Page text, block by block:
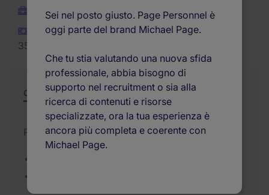
Indeterminato
30.000EUR -
35.000EUR per anno
Offerta Riepilogo Opportunità di carriera
Pubblicato il 06/07/2026
Sei nel posto giusto. Page Personnel è
oggi parte del brand Michael Page.
Che tu stia valutando una nuova sfida
professionale, abbia bisogno di
supporto nel recruitment o sia alla
ricerca di contenuti e risorse
specializzate, ora la tua esperienza è
ancora più completa e coerente con
Michael Page.